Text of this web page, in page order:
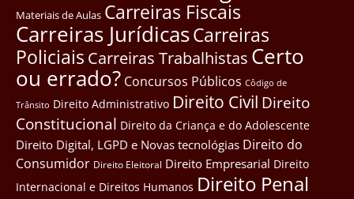
Materiais de Aulas Carreiras Fiscais
Carreiras JurídicasCarreiras
Policiais Carreiras Trabalhistas Certo
ou errado? Concursos Públicos Côdigo de
Trânsito Direito Administrativo Direito Civil Direito
Constitucional Direito da Criança e do Adolescente
Direito Digital, LGPD e Novas tecnológias Direito do
Consumidor Direito Eleitoral Direito Empresarial Direito
Internacional e Direitos Humanos Direito Penal